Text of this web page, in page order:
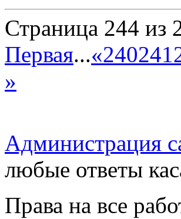
Страница 244 из
Первая...«240241
»
Администрация
любые ответы
Права на все